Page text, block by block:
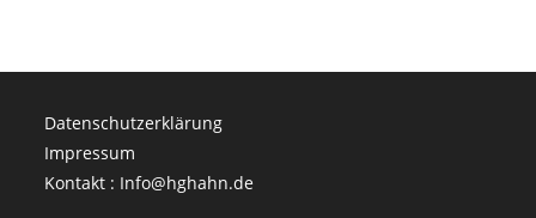
Datenschutzerklärung
Impressum
Kontakt : Info@hghahn.de